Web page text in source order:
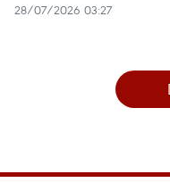
28/07/2026 03:27